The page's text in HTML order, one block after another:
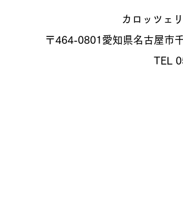
カロッツェ
〒464-0801 愛知県名古屋市
TEL